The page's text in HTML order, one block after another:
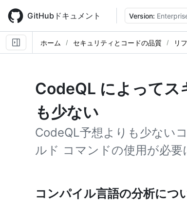
main
content
GitHubドキュメント Version:
ホーム セキュリティとコードの品質 リ
CodeQL によってス
も少ない
CodeQL予想よりも少ない
ルド コマンドの使用が必要
コンパイル言語の分析につ